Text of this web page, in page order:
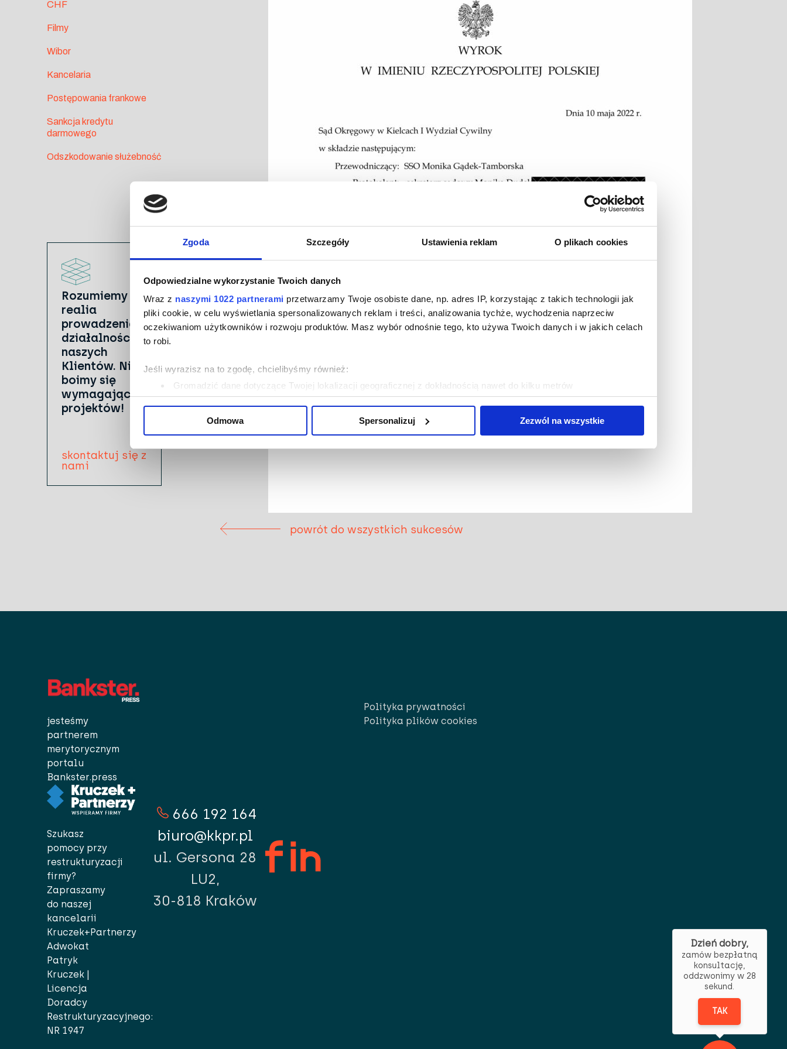
Zgoda Szczegóły Ustawienia reklam O plikach cookies
Odpowiedzialne wykorzystanie Twoich danych
Wraz z naszymi 1022 partnerami przetwarzamy Twoje osobiste dane, np. adres IP, korzystając z takich technologii jak
pliki cookie, w celu wyświetlania spersonalizowanych reklam i treści, analizowania tychże, wychodzenia naprzeciw
oczekiwaniom użytkowników i rozwoju produktów. Masz wybór odnośnie tego, kto używa Twoich danych i w jakich celach
to robi.
Jeśli wyrazisz na to zgodę, chcielibyśmy również:
Gromadzić dane dotyczące Twojej lokalizacji geograficznej z dokładnością nawet do kilku metrów
Identyfikować Twoje urządzenie, aktywnie analizując charakteryzującego je zbiory danych (fingerprinting, czyli
ruch w naszej witrynie. Informacje o tym, jak korzystasz z naszej witryny, udostępniamy partnerom społecznościowym,
uzyskanymi podczas korzystania z ich usług.
Odmowa Spersonalizuj Zezwól na wszystkie
CHF
Filmy
Wibor
Kancelaria
Postępowania frankowe
Sankcja kredytu
darmowego
Odszkodowanie służebność
Rozumiemy
realia
prowadzenia
działalności
naszych
Klientów. Nie
boimy się
wymagających
projektów!
skontaktuj się z
nami
powrót do wszystkich sukcesów
jesteśmy
partnerem
merytorycznym
portalu
Bankster.press
Szukasz
pomocy przy
restrukturyzacji
firmy?
Zapraszamy
do naszej
kancelarii
Kruczek+Partnerzy
Adwokat
Patryk
Kruczek |
Licencja
Doradcy
Restrukturyzacyjnego:
NR 1947
666 192 164
biuro@kkpr.pl
ul. Gersona 28
LU2,
30-818 Kraków
Polityka prywatności
Polityka plików cookies
Dzień dobry,
zamów bezpłatną
konsultację,
oddzwonimy w 28
sekund.
TAK